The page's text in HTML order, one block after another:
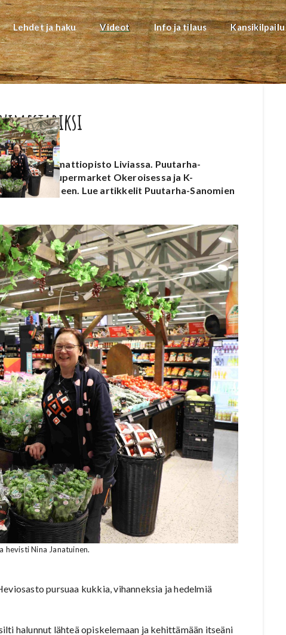
Lehdet ja haku Videot Info ja tilaus Kansikilpailu
ammattiopisto Liviassa. Puutarha-
K-Supermarket Okeroisessa ja K-
koulutukseen. Lue artikkelit Puutarha-Sanomien
hevisti Nina Janatuinen.
pursuaa kukkia, vihanneksia ja hedelmiä
halunnut lähteä opiskelemaan ja kehittämään itseäni